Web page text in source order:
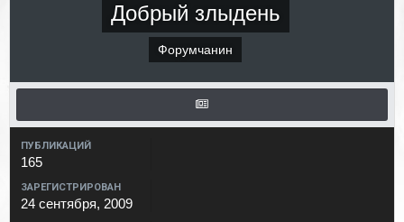
Добрый злыдень
Форумчанин
ПУБЛИКАЦИЙ
165
ЗАРЕГИСТРИРОВАН
24 сентября, 2009